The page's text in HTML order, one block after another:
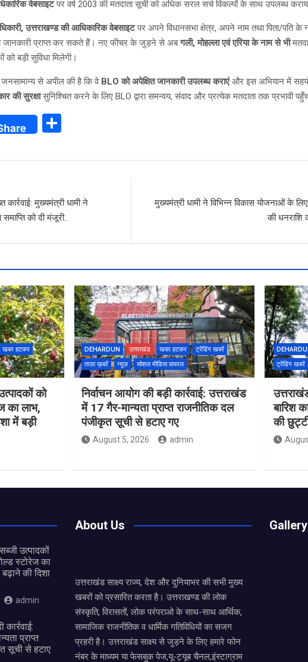
वेबसाइटपर वर्ष 2003 की मतदाता सूची को अधिक सरल सर्च विकल्पों के साथ उपलब्ध
उत्तराखण्ड की आधिकारिक वेबसाइटपर अपने विधानसभा क्षेत्र, अपने नाम तथा पिता/पति के
जानकारी प्राप्त कर सकते हैं। नए फीचर के जुड़ने से अबगली, मोहल्ला एवं एरिया के नाम से भी
बड़ी सुविधा मिलेगी।
जनसामान्य से अपील की है कि वे BLO को अपेक्षित जानकारी उपलब्ध कराएंऔर इस अभियान में
की सुरक्षासुनिश्चित करने के लिए BLO द्वारा समन्वय, संवाद और प्रत्येक मतदाता तक प्रभावी
ar
मुख्यमंत्री धामी ने
को दी मंजूरी..
मुख्यमंत्री धामी ने विभिन्न विकास योजनाओं के
की धनराशि
खबर हटकर
को
का लाभ,
में बड़ी
DEHARDUN उत्तराखंड खबर हटकर
ट्रेंडिंग खबरें
ताज़ा ख़बरें
न्यूज़ सोशल मीडिया वायरल
निर्वाचन आयोग की बड़ी कार्रवाई: उत्तराखंड
में 17 गैर-मान्यता प्राप्त राजनीतिक दल
पंजीकृत सूची से हटाए गए
August 5, 2026 admin
ट्रेंडिंग खबरें
बारिश
की
उत्पादकों
स्टोरेज का
की दिशा
admin
प्राप्त
सूची से हटाए
About Us
उत्तराखंड साक्ष्य राज्य, देश और दुनियाभर की सभी मुख्य
खबरों को प्रसारित करता है। उत्तराखण्ड की लोक
संस्कृति, विरासतों, लोक परंपराओ के साथ-साथ आर्थिक,
सामाजिक राजनीतिक व धार्मिक गतिविधियों का सजग
प्रहरी है। उत्तराखंड साक्ष्य से जुड़ने के लिए हमारे फोन
नंबर के माध्यम या फेसबुक पेज,यू-ट्यूब चैनल,इंस्टाग्राम
Gallery